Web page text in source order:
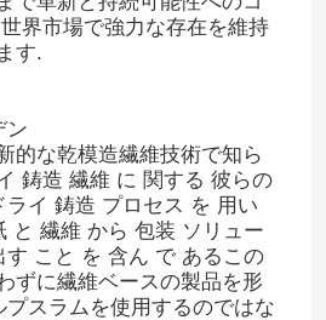
界市場で強力な存在を維持
す.
ン
的な乾模造繊維技術で知ら
鋳造 繊維 に 関する 彼らの
ライ 鋳造 プロセス を 用い
と 繊維 から 包装 ソリュー
す こと を 含ん で あるこの
ずに繊維ベースの製品を形
スラムを使用するのではな